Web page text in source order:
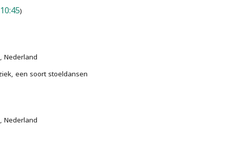
10:45)
Nederland
een soort stoeldansen
Nederland